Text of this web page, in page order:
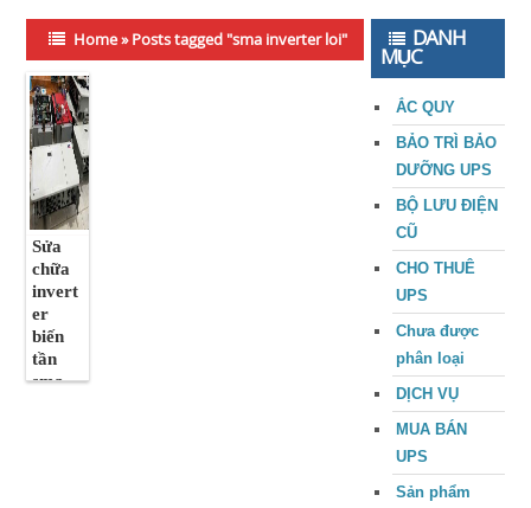
Home»Posts tagged "sma inverter loi"
Sửa
chữa
invert
er
biến
tần
sma
DANH
MỤC
ẮC QUY
BẢO TRÌ BẢO
DƯỠNG UPS
BỘ LƯU ĐIỆN
CŨ
CHO THUÊ
UPS
Chưa được
phân loại
DỊCH VỤ
MUA BÁN
UPS
Sản phẩm